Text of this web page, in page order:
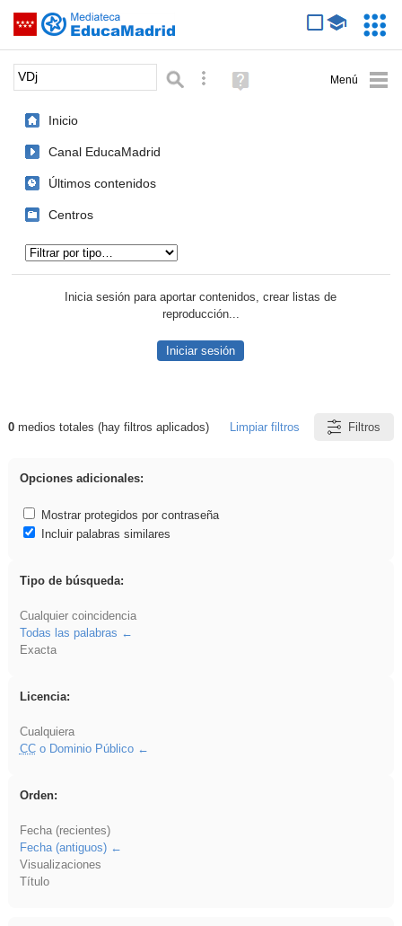
Saltar navegación
Palabra o frase: Búsqueda avanzada
Ayuda
(en
Inicio
Canal EducaMadrid
Últimos contenidos
Centros
Inicia sesión para aportar contenidos, crear listas de
reproducción...
Iniciar sesión
Resultados de: VDj
0medios totales (hay filtros aplicados) Limpiar filtros Filtros
Opciones adicionales:
Mostrar protegidos por contraseña
Incluir palabras similares
Tipo de búsqueda:
Cualquier coincidencia
Todas las palabras
Exacta
Licencia:
Cualquiera
CCo Dominio Público
Orden:
Fecha (recientes)
Fecha (antiguos)
Visualizaciones
Título